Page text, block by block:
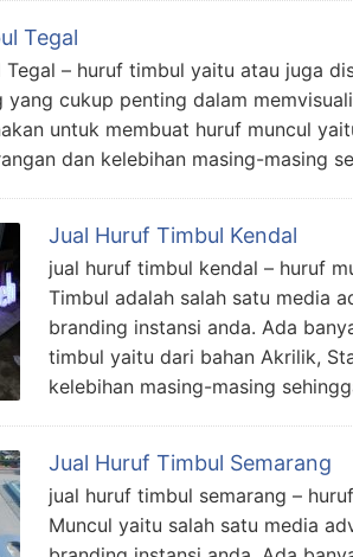
Tegal
– huruf timbul yaitu atau juga
yang cukup penting dalam
untuk membuat huruf muncul
dan kelebihan masing-masing
Jual Huruf Timbul Kendal
jual huruf timbul kendal – huruf
Timbul adalah salah satu media
branding instansi anda. Ada
timbul yaitu dari bahan Akrilik,
kelebihan masing-masing
Jual Huruf Timbul Semarang
jual huruf timbul semarang –
Muncul yaitu salah satu media